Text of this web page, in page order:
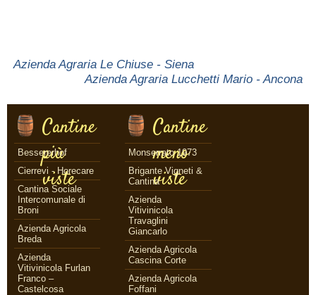
Azienda Agraria Le Chiuse - Siena
Azienda Agraria Lucchetti Mario - Ancona
Cantine
più
viste
Bessererhof
Cierrevi - Horecare
Cantina Sociale
Intercomunale di
Broni
Azienda Agricola
Breda
Azienda
Vitivinicola Furlan
Franco –
Castelcosa
Cantine
meno
viste
Monserrato 1973
Brigante Vigneti &
Cantina
Azienda
Vitivinicola
Travaglini
Giancarlo
Azienda Agricola
Cascina Corte
Azienda Agricola
Foffani